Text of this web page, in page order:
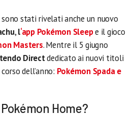
stati rivelati anche un nuovo
,l‘app Pokémon Sleepe il gioco
Masters. Mentre il 5 giugno
Directdedicato ai nuovi titoli
dell’anno: Pokémon Spada e
Home?